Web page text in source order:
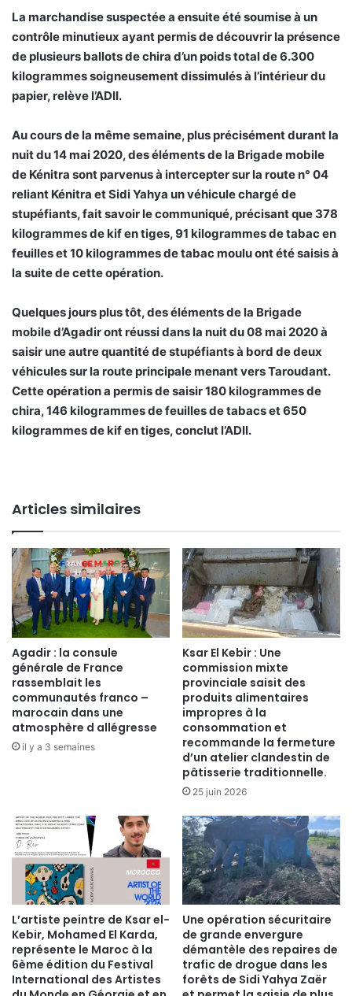
La marchandise suspectée a ensuite été soumise à un
contrôle minutieux ayant permis de découvrir la présence
de plusieurs ballots de chira d’un poids total de 6.300
kilogrammes soigneusement dissimulés à l’intérieur du
papier, relève l’ADII.
Au cours de la même semaine, plus précisément durant la
nuit du 14 mai 2020, des éléments de la Brigade mobile
de Kénitra sont parvenus à intercepter sur la route n° 04
reliant Kénitra et Sidi Yahya un véhicule chargé de
stupéfiants, fait savoir le communiqué, précisant que 378
kilogrammes de kif en tiges, 91 kilogrammes de tabac en
feuilles et 10 kilogrammes de tabac moulu ont été saisis à
la suite de cette opération.
Quelques jours plus tôt, des éléments de la Brigade
mobile d’Agadir ont réussi dans la nuit du 08 mai 2020 à
saisir une autre quantité de stupéfiants à bord de deux
véhicules sur la route principale menant vers Taroudant.
Cette opération a permis de saisir 180 kilogrammes de
chira, 146 kilogrammes de feuilles de tabacs et 650
kilogrammes de kif en tiges, conclut l’ADII.
Articles similaires
Agadir : la consule
générale de France
rassemblait les
communautés franco –
marocain dans une
atmosphère d allégresse
il y a 3 semaines
Ksar El Kebir : Une
commission mixte
provinciale saisit des
produits alimentaires
impropres à la
consommation et
recommande la fermeture
d’un atelier clandestin de
pâtisserie traditionnelle.
25 juin 2026
​L’artiste peintre de Ksar el-
Kebir, Mohamed El Karda,
représente le Maroc à la
6ème édition du Festival
International des Artistes
Une opération sécuritaire
de grande envergure
démantèle des repaires de
trafic de drogue dans les
forêts de Sidi Yahya Zaër